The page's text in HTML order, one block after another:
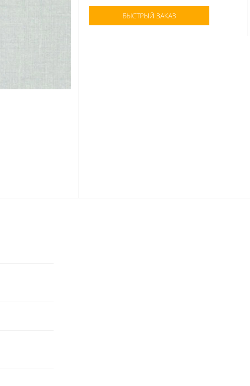
БЫСТРЫЙ ЗАКАЗ